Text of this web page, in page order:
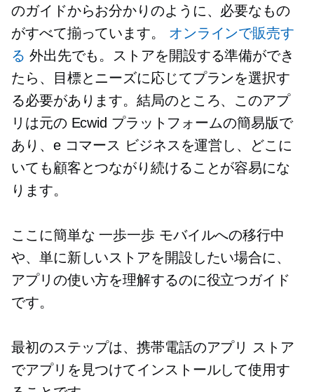
のガイドからお分かりのように、必要なもの
がすべて揃っています。 オンラインで販売す
る 外出先でも。ストアを開設する準備ができ
たら、目標とニーズに応じてプランを選択す
る必要があります。結局のところ、このアプ
リは元の Ecwid プラットフォームの簡易版で
あり、e コマース ビジネスを運営し、どこに
いても顧客とつながり続けることが容易にな
ります。
ここに簡単な 一歩一歩モバイルへの移行中
や、単に新しいストアを開設したい場合に、
アプリの使い方を理解するのに役立つガイド
です。
最初のステップは、携帯電話のアプリ ストア
でアプリを見つけてインストールして使用す